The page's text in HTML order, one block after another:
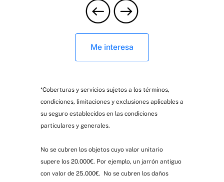
Me interesa
*Coberturas y servicios sujetos a los términos,
condiciones, limitaciones y exclusiones aplicables a
su seguro establecidos en las condiciones
particulares y generales.
No se cubren los objetos cuyo valor unitario
supere los 20.000€. Por ejemplo, un jarrón antiguo
con valor de 25.000€. No se cubren los daños